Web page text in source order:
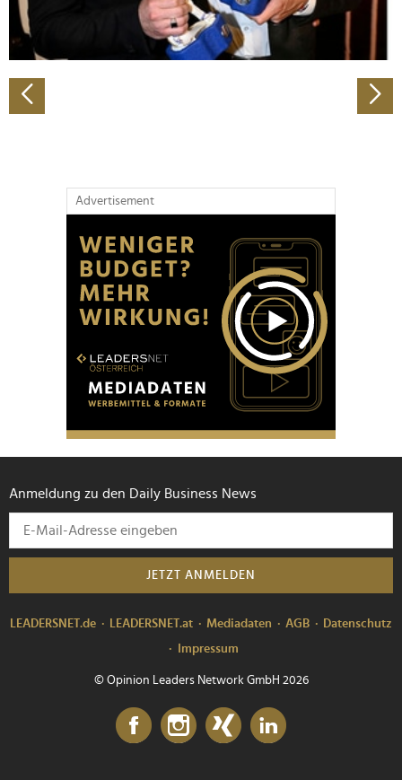
zu können und die Zugriffe auf unsere Website zu
analysieren. Außerdem geben wir Informationen zu Ihrer
Verwendung unserer Website an unsere Partner für
Partner führen diese Informationen möglicherweise mit
weiteren Daten zusammen, die Sie ihnen bereitgestellt
Advertisement
Anmeldung zu den Daily Business News
JETZT ANMELDEN
LEADERSNET.de LEADERSNET.at Mediadaten AGB
Datenschutz
Impressum
© Opinion Leaders Network GmbH 2026